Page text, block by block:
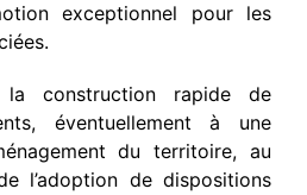
exceptionnel pour les
construction rapide de
éventuellement à une
du territoire, au
l’adoption de dispositions